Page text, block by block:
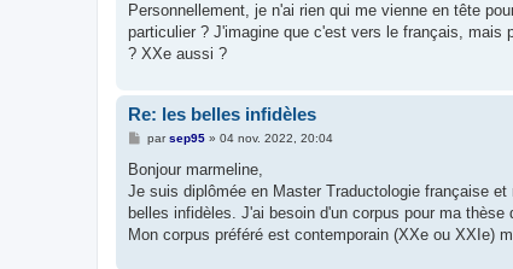
Personnellement, je n'ai rien qui me vienne en tête
particulier ? J'imagine que c'est vers le français,
? XXe aussi ?
Re: les belles infidèles
M
s
a
g
parsep95» 04 nov. 2022, 20:04
Bonjour marmeline,
Je suis diplômée en Master Traductologie française
belles infidèles. J'ai besoin d'un corpus pour ma thèse
Mon corpus préféré est contemporain (XXe ou XXIe)